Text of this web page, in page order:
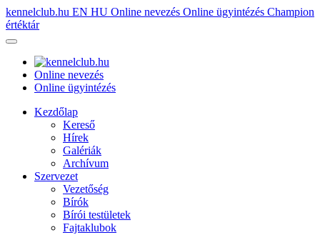
kennelclub.hu EN HU Online nevezés Online ügyintézés Champion
értéktár
Online nevezés
Online ügyintézés
Kezdőlap
Kereső
Hírek
Galériák
Archívum
Szervezet
Vezetőség
Bírók
Bírói testületek
Fajtaklubok